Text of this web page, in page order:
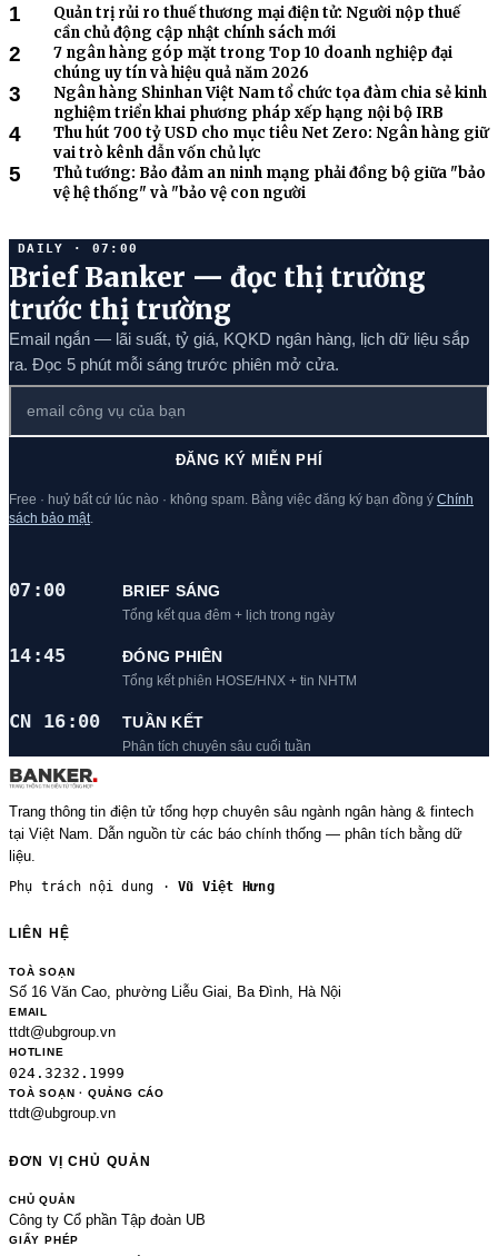
1
Quản trị rủi ro thuế thương mại điện tử: Người nộp thuế
cần chủ động cập nhật chính sách mới
2
7 ngân hàng góp mặt trong Top 10 doanh nghiệp đại
chúng uy tín và hiệu quả năm 2026
3
Ngân hàng Shinhan Việt Nam tổ chức tọa đàm chia sẻ kinh
nghiệm triển khai phương pháp xếp hạng nội bộ IRB
4
Thu hút 700 tỷ USD cho mục tiêu Net Zero: Ngân hàng giữ
vai trò kênh dẫn vốn chủ lực
5
Thủ tướng: Bảo đảm an ninh mạng phải đồng bộ giữa "bảo
vệ hệ thống" và "bảo vệ con người
DAILY · 07:00
Brief Banker — đọc thị trường
trước thị trường
Email ngắn — lãi suất, tỷ giá, KQKD ngân hàng, lịch dữ liệu sắp
ra. Đọc 5 phút mỗi sáng trước phiên mở cửa.
ĐĂNG KÝ MIỄN PHÍ
Free · huỷ bất cứ lúc nào · không spam. Bằng việc đăng ký bạn đồng ý Chính
sách bảo mật
07:00 BRIEF SÁNG
Tổng kết qua đêm + lịch trong ngày
14:45 ĐÓNG PHIÊN
Tổng kết phiên HOSE/HNX + tin NHTM
CN 16:00 TUẦN KẾT
Phân tích chuyên sâu cuối tuần
Trang thông tin điện tử tổng hợp chuyên sâu ngành ngân hàng & fintech
tại Việt Nam. Dẫn nguồn từ các báo chính thống — phân tích bằng dữ
liệu.
Phụ trách nội dung ·Vũ Việt Hưng
LIÊN HỆ
TOÀ SOẠN
Số 16 Văn Cao, phường Liễu Giai, Ba Đình, Hà Nội
EMAIL
ttdt@ubgroup.vn
HOTLINE
024.3232.1999
TOÀ SOẠN · QUẢNG CÁO
ttdt@ubgroup.vn
ĐƠN VỊ CHỦ QUẢN
CHỦ QUẢN
Công ty Cổ phần Tập đoàn UB
GIẤY PHÉP